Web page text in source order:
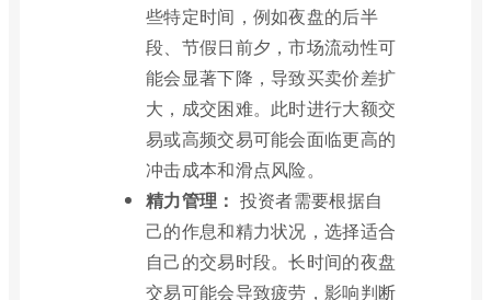
些特定时间，例如夜盘的后半
段、节假日前夕，市场流动性可
能会显著下降，导致买卖价差扩
大，成交困难。此时进行大额交
易或高频交易可能会面临更高的
冲击成本和滑点风险。
精力管理： 投资者需要根据自
己的作息和精力状况，选择适合
自己的交易时段。长时间的夜盘
交易可能会导致疲劳，影响判断